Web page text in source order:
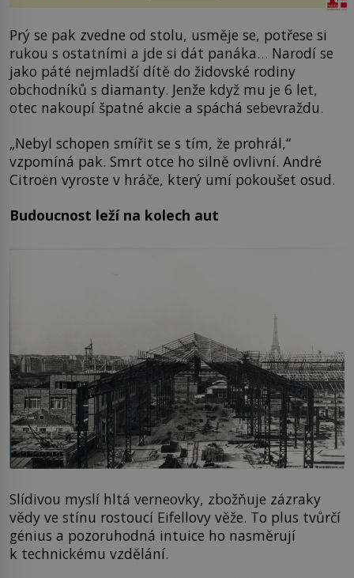
Prý se pak zvedne od stolu, usměje se, potřese si
rukou s ostatními a jde si dát panáka… Narodí se
jako páté nejmladší dítě do židovské rodiny
obchodníků s diamanty. Jenže když mu je 6 let,
otec nakoupí špatné akcie a spáchá sebevraždu.
„Nebyl schopen smířit se s tím, že prohrál,“
vzpomíná pak. Smrt otce ho silně ovlivní. André
Citroën vyroste v hráče, který umí pokoušet osud.
Budoucnost leží na kolech aut
Slídivou myslí hltá verneovky, zbožňuje zázraky
vědy ve stínu rostoucí Eifellovy věže. To plus tvůrčí
génius a pozoruhodná intuice ho nasměrují
k technickému vzdělání.